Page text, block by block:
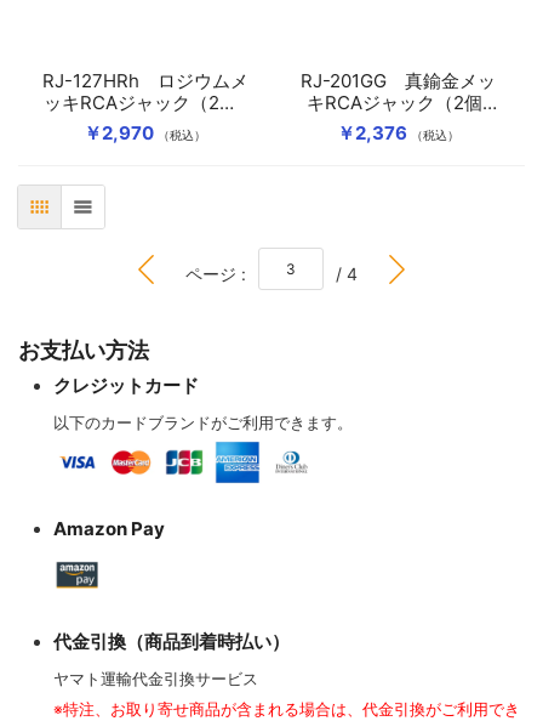
￥2,970 （税込）
RJ-127HRh ロジウムメ
ッキRCAジャック（2個1
組）
￥2,376 （税込）
RJ-201GG 真鍮金メッ
キRCAジャック（2個1
組）
表 リスト
ページ : BOTTOM / 4
お支払い方法
クレジットカード
以下のカードブランドがご利用できます。
Amazon Pay
代金引換（商品到着時払い）
ヤマト運輸代金引換サービス
※特注、お取り寄せ商品が含まれる場合は、代金引換がご利用でき